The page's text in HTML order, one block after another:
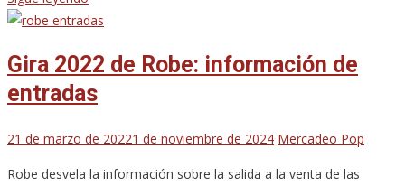
Gira 2022 de Robe: información de
entradas
21 de marzo de 20221 de noviembre de 2024 Mercadeo Pop
Robe desvela la información sobre la salida a la venta de las